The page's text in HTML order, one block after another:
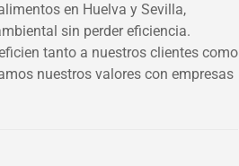
en Huelva y Sevilla,
sin perder eficiencia.
tanto a nuestros clientes como
nuestros valores con empresas